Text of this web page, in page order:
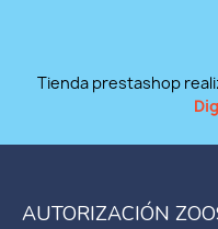
Tienda prestashop
AUTORIZACIÓN